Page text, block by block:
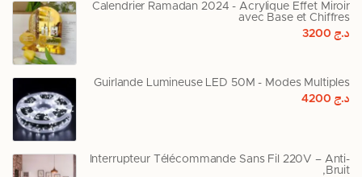
Calendrier Ramadan 2024 - Acrylique Effet Miroir
avec Base et Chiffres
د.ج3200
Guirlande Lumineuse LED 50M - Modes Multiples
د.ج4200
Interrupteur Télécommande Sans Fil 220V – Anti-
Bruit,